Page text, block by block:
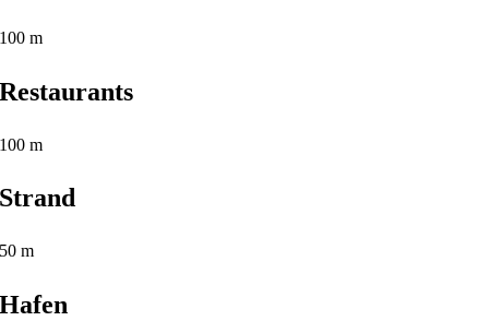
100 m
Restaurants
100 m
Strand
50 m
Hafen